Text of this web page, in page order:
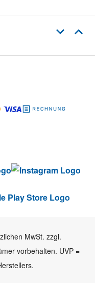
MwSt. zzgl.
vorbehalten. UVP =